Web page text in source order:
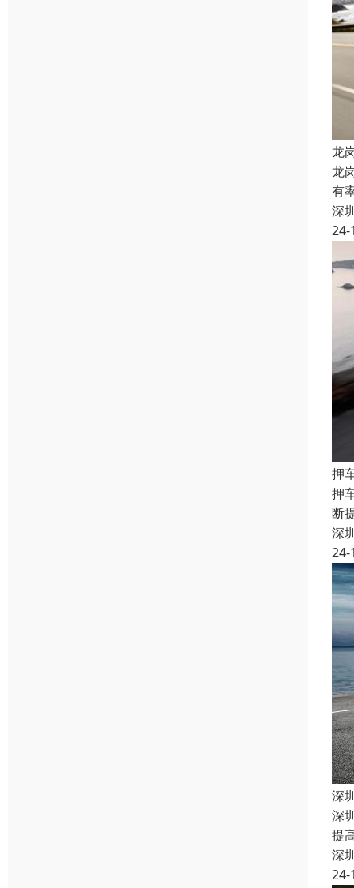
龙
龙
有
深
24-
押
押
断
深
24-
深
深
提
深
24-